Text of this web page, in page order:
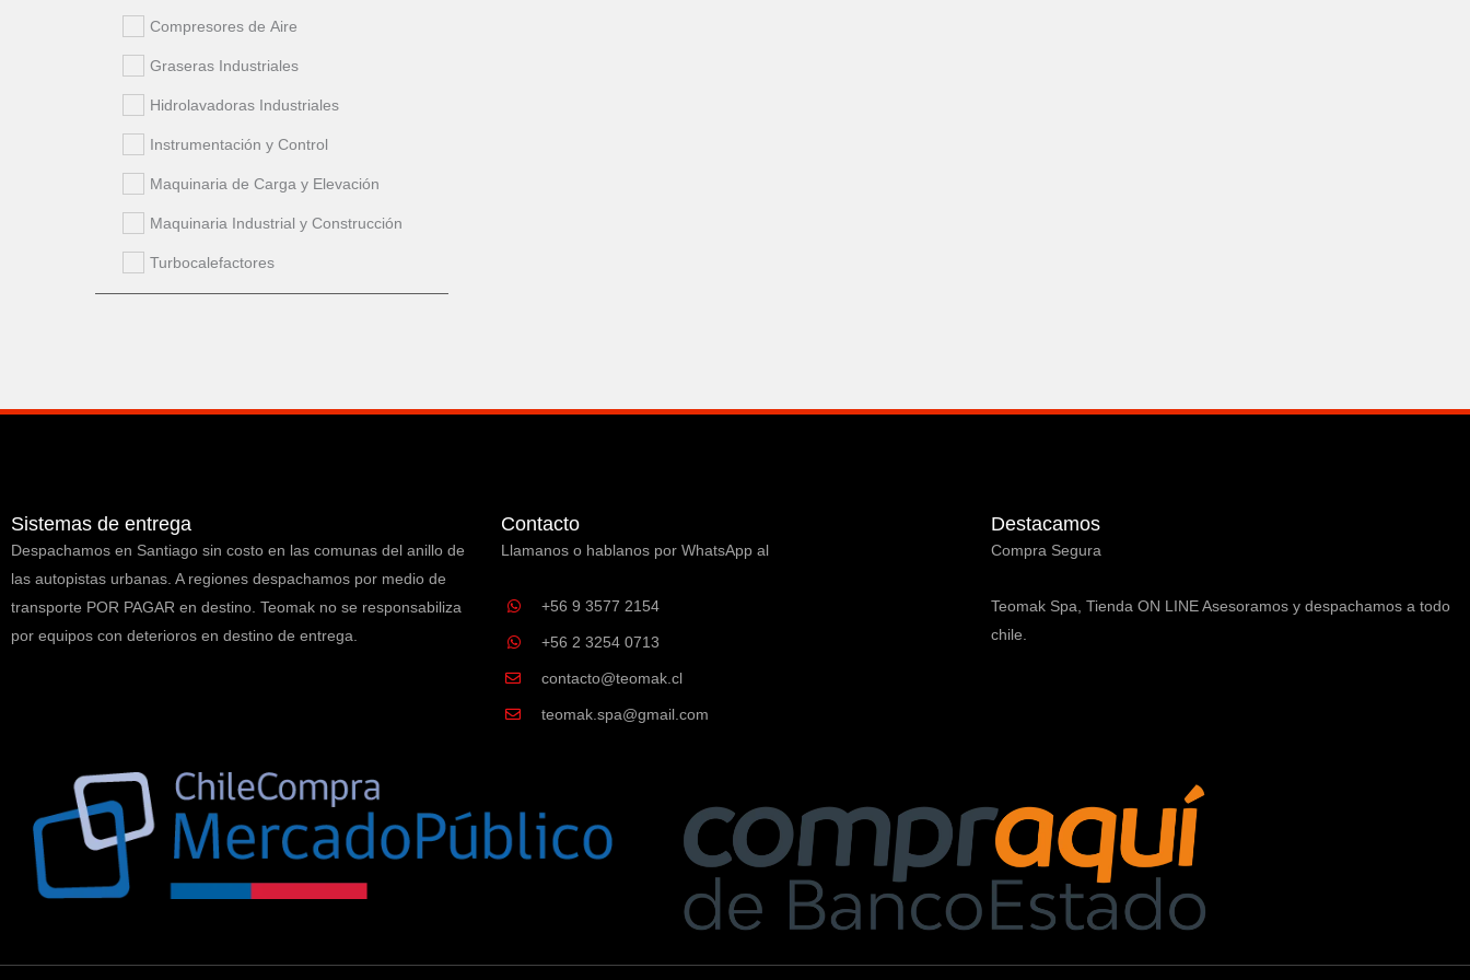
Compresores de Aire
Graseras Industriales
Hidrolavadoras Industriales
Instrumentación y Control
Maquinaria de Carga y Elevación
Maquinaria Industrial y Construcción
Turbocalefactores
Sistemas de entrega
Despachamos en Santiago sin costo en las comunas del anillo de
las autopistas urbanas. A regiones despachamos por medio de
transporte POR PAGAR en destino. Teomak no se responsabiliza
por equipos con deterioros en destino de entrega.
Contacto
Llamanos o hablanos por WhatsApp al
+56 9 3577 2154
+56 2 3254 0713
contacto@teomak.cl
teomak.spa@gmail.com
Destacamos
Compra Segura
Teomak Spa, Tienda ON LINE Asesoramos y despachamos a todo
chile.